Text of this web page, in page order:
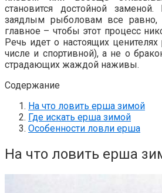
становится достойной
заядлым рыболовам все
главное – чтобы этот процесс
Речь идет о настоящих
числе и спортивной), а не о
страдающих жаждой наживы.
Содержание
На что ловить ерша зимой
Где искать ерша зимой
Особенности ловли ерша
На что ловить ерша